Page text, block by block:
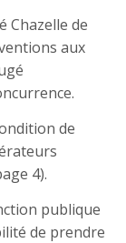
Chazelle de
aux
de
4).
publique
de prendre